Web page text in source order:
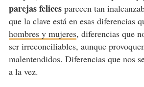
parejas felicesparecen tan
que la clave está en esas diferencias
hombres y mujeres, diferencias que
ser irreconciliables, aunque
malentendidos. Diferencias que nos
a la vez.